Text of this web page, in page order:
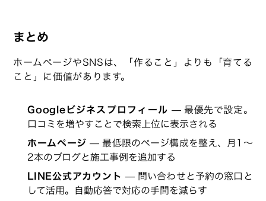
まとめ
ホームページやSNSは、「作ること」よりも「育てる
こと」に価値があります。
Googleビジネスプロフィール — 最優先で設定。
口コミを増やすことで検索上位に表示される
ホームページ — 最低限のページ構成を整え、月1〜
2本のブログと施工事例を追加する
LINE公式アカウント — 問い合わせと予約の窓口と
して活用。自動応答で対応の手間を減らす